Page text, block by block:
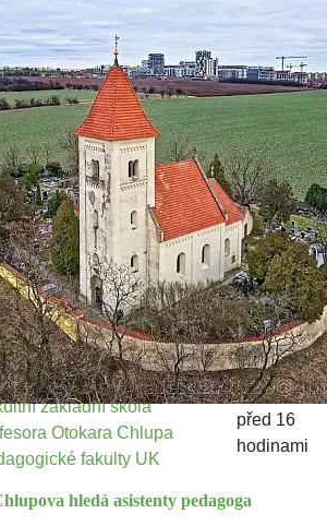
se 03. 08. 2026
#02: Nová výstavba v jihozápadním
vstupovat z pozice ÚMČ Praha
výstavby např. v lokalitě
kterou umožňuje nově schválený
základní škola
Otokara Chlupa
fakulty UK
před 16
hodinami
hledá asistenty pedagoga